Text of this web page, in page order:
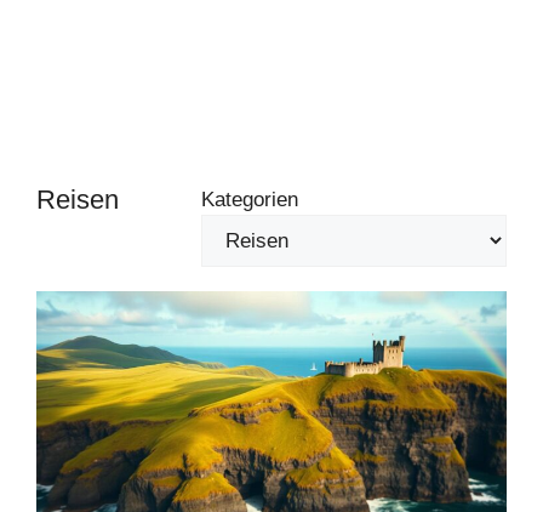
Reisen Kategorien